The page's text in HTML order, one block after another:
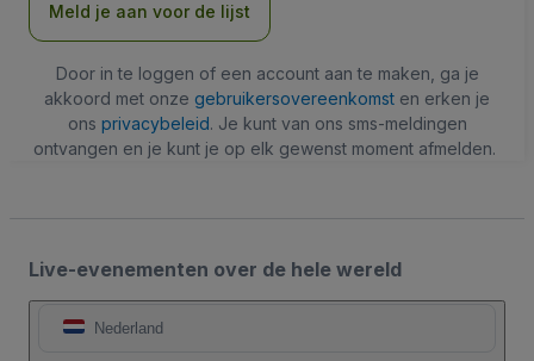
Meld je aan voor de lijst
Door in te loggen of een account aan te maken, ga je
akkoord met onze gebruikersovereenkomst en erken je
ons privacybeleid. Je kunt van ons sms-meldingen
ontvangen en je kunt je op elk gewenst moment afmelden.
Live-evenementen over de hele wereld
Nederland